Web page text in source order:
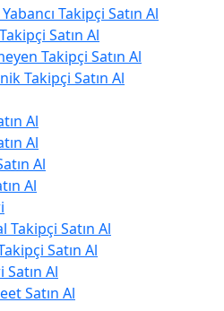
Takipçi Satın Al
Satın Al
Takipçi Satın Al
Takipçi Satın Al
Al
Al
Al
Al
Takipçi Satın Al
Satın Al
Al
Satın Al